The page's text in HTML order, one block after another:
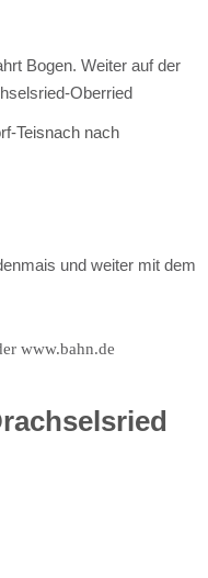
Bogen. Weiter auf der
Oberried
Teisnach nach
und weiter mit dem
www.bahn.de